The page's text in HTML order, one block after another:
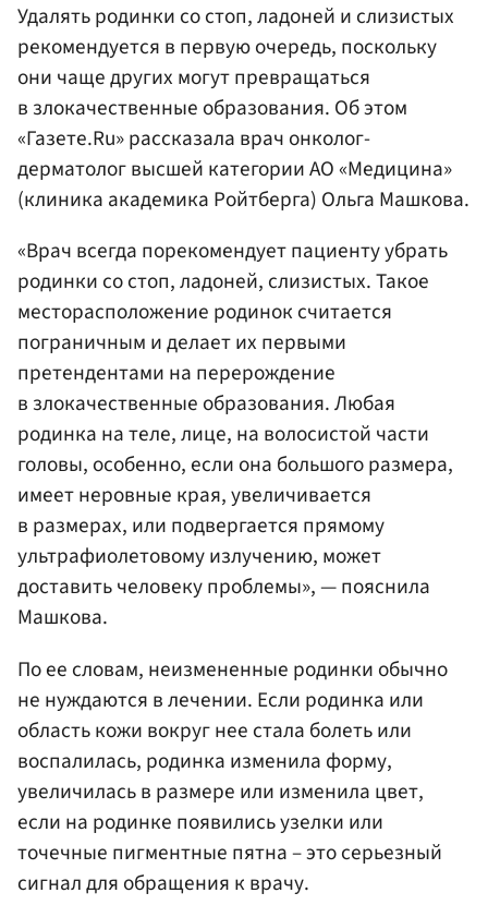
Удалять родинки со стоп, ладоней и слизистых
рекомендуется в первую очередь, поскольку
они чаще других могут превращаться
в злокачественные образования. Об этом
«Газете.Ru» рассказала врач онколог-
дерматолог высшей категории АО «Медицина»
(клиника академика Ройтберга) Ольга Машкова.
«Врач всегда порекомендует пациенту убрать
родинки со стоп, ладоней, слизистых. Такое
месторасположение родинок считается
пограничным и делает их первыми
претендентами на перерождение
в злокачественные образования. Любая
родинка на теле, лице, на волосистой части
головы, особенно, если она большого размера,
имеет неровные края, увеличивается
в размерах, или подвергается прямому
ультрафиолетовому излучению, может
доставить человеку проблемы», — пояснила
Машкова.
По ее словам, неизмененные родинки обычно
не нуждаются в лечении. Если родинка или
область кожи вокруг нее стала болеть или
воспалилась, родинка изменила форму,
увеличилась в размере или изменила цвет,
если на родинке появились узелки или
точечные пигментные пятна – это серьезный
сигнал для обращения к врачу.